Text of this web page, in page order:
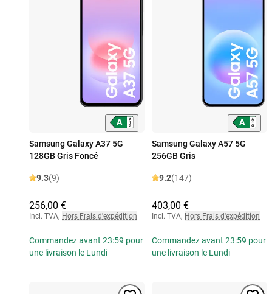
Samsung Galaxy A37 5G
128GB Gris Foncé
9.3(9)
256,00 €
Incl. TVA, Hors Frais d'expédition
Commandez avant 23:59 pour
une livraison le Lundi
Samsung Galaxy A57 5G
256GB Gris
9.2(147)
403,00 €
Incl. TVA, Hors Frais d'expédition
Commandez avant 23:59 pour
une livraison le Lundi